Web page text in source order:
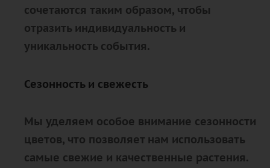
сочетаются таким образом, чтобы
отразить индивидуальность и
уникальность события.
Сезонность и свежесть
Мы уделяем особое внимание сезонности
цветов, что позволяет нам использовать
самые свежие и качественные растения.